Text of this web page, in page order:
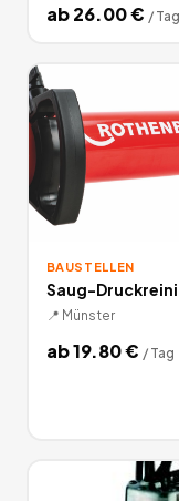
ab26.00€ / Tag
BAUSTELLEN
Saug-
📍 Münster
ab19.80€ / Tag